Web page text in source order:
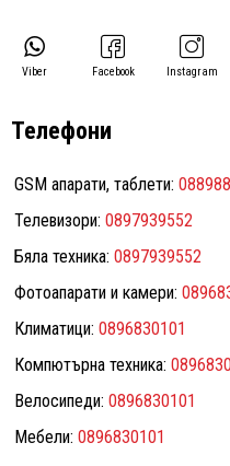
Viber Facebook Instagram
Телефони
GSM апарати, таблети:
Телевизори: 0897939552
Бяла техника: 0897939552
Фотоапарати и камери:
Климатици: 0896830101
Компютърна техника:
Велосипеди: 0896830101
Мебели: 0896830101